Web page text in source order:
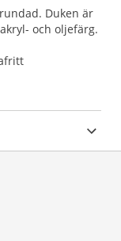
Duken är
och oljefärg.